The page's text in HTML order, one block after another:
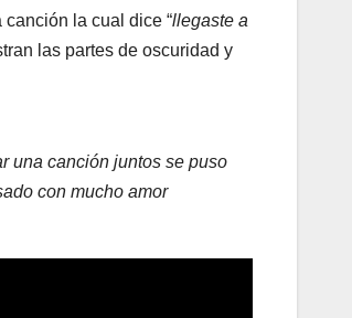
la cual dice “llegaste a
las partes de oscuridad y
una canción juntos se puso
con mucho amor